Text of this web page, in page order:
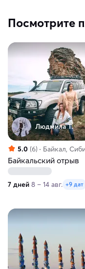
Посмотрите
Людмила Т.
5.0 (6) Байкал,
Байкальский отрыв
7 дней 8 – 14 авг. +9 дат